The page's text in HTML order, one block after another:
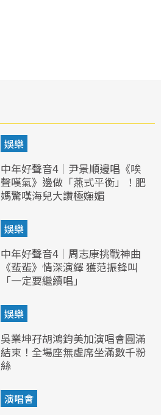
娛樂
中年好聲音4｜尹景順邊唱《唉
聲嘆氣》邊做「燕式平衡」！肥
媽驚嘆海兒大讚極嫵媚
娛樂
中年好聲音4｜周志康挑戰神曲
《蜚蜚》情深演繹 獲范振鋒叫
「一定要繼續唱」
娛樂
吳業坤孖胡鴻鈞美加演唱會圓滿
結束！全場座無虛席坐滿數千粉
絲
演唱會